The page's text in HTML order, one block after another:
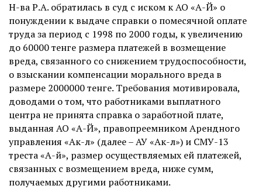
Н-ва Р.А. обратилась в суд с иском к АО «А-Й» о
понуждении к выдаче справки о помесячной оплате
труда за период с 1998 по 2000 годы, к увеличению
до 60000 тенге размера платежей в возмещение
вреда, связанного со снижением трудоспособности,
о взыскании компенсации морального вреда в
размере 2000000 тенге. Требования мотивировала,
доводами о том, что работниками выплатного
центра не принята справка о заработной плате,
выданная АО «А-Й», правопреемником Арендного
управления «Ак-л» (далее – АУ «Ак-л») и СМУ-13
треста «А-й», размер осуществляемых ей платежей,
связанных с возмещением вреда, ниже сумм,
получаемых другими работниками.